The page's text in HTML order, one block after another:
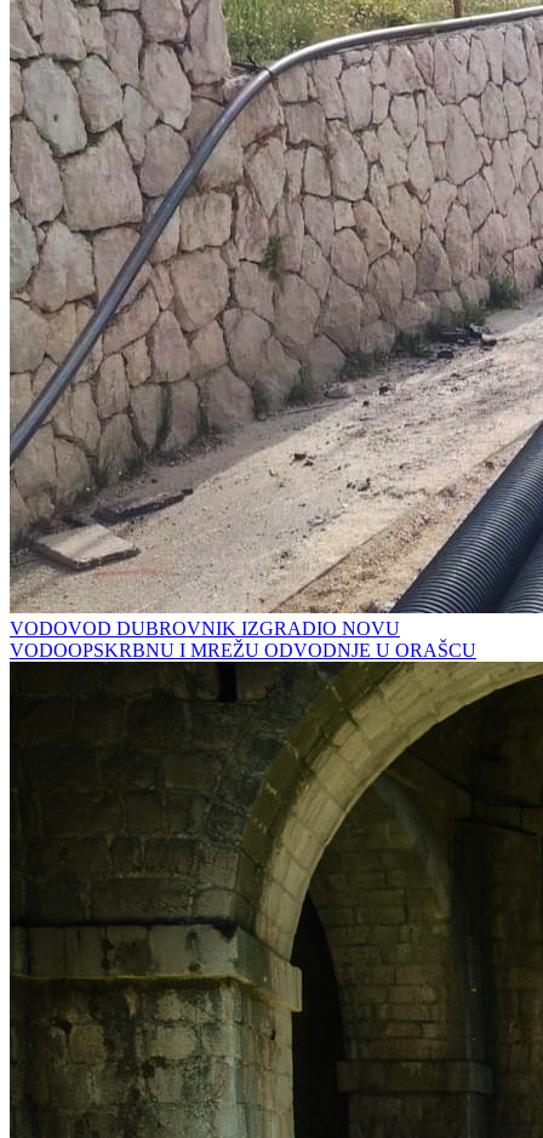
VODOVOD DUBROVNIK IZGRADIO NOVU
VODOOPSKRBNU I MREŽU ODVODNJE U ORAŠCU